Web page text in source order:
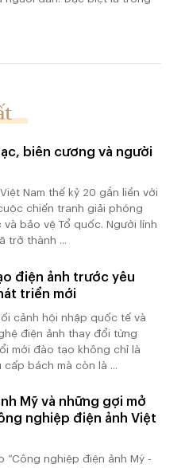
biên cương và người
Việt Nam thế kỷ 20 gắn liền với
chiến tranh giải phóng
và bảo vệ Tổ quốc. Người lính
trở thành ...
điện ảnh trước yêu
triển mới
cảnh hội nhập quốc tế và
điện ảnh thay đổi từng
mới đào tạo không chỉ là
cấp bách mà còn là ...
Mỹ và những gợi mở
nghiệp điện ảnh Việt
“Công nghiệp điện ảnh Mỹ -